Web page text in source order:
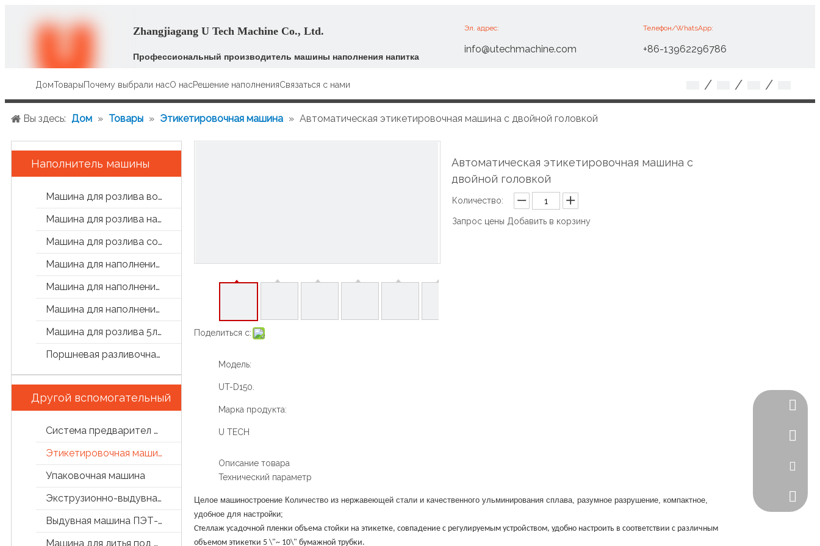
Zhangjiagang U Tech Machine Co., Ltd.
Профессиональный производитель машины наполнения напитка
Эл. адрес:
info@utechmachine.com
Телефон/WhatsApp:
+86-13962296786
ДомТоварыПочему выбрали насО насРешение наполненияСвязаться с нами / / /
Вы здесь: Дом » Товары » Этикетировочная машина » Автоматическая этикетировочная машина с двойной головкой
Наполнитель машины
Машина для розлива воды
Машина для розлива напитков
Машина для розлива сока и чая
Машина для наполнения банок
Машина для наполнения бутылок
Машина для наполнения маслом
Машина для розлива 5л/5 галлон
Поршневая разливочная машина
Другой вспомогательный
Система предварител обработки
Этикетировочная машина
Упаковочная машина
Экструзионно-выдувная машина
Выдувная машина ПЭТ-бутылок
Машина для литья под давлением
Поделиться с:
Автоматическая этикетировочная машина с
двойной головкой
Количество:
Запрос цены Добавить в корзину
Модель:
UT-D150.
Марка продукта:
U TECH
Описание товара
Технический параметр
Целое машиностроение Количество из нержавеющей стали и качественного ульминирования сплава, разумное разрушение, компактное,
удобное для настройки;
Стеллаж усадочной пленки объема стойки на этикетке, совпадение с регулируемым устройством, удобно настроить в соответствии с различным
объемом этикетки 5 \"~ 10\" бумажной трубки.
Скайп
Эл.